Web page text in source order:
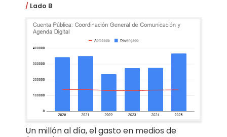
Lado B
Un millón al día, el gasto en medios de